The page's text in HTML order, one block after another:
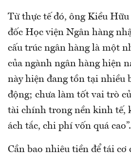
Từ thực tế đó, ông Kiều
đốc Học viện Ngân hàng
cấu trúc ngân hàng là một
của ngành ngân hàng hiện
này hiện đang tồn tại nhiều
động; chưa làm tốt vai trò
tài chính trong nền kinh tế,
ách tắc, chi phí vốn quá cao”.
Cần bao nhiêu tiền để tái cơ